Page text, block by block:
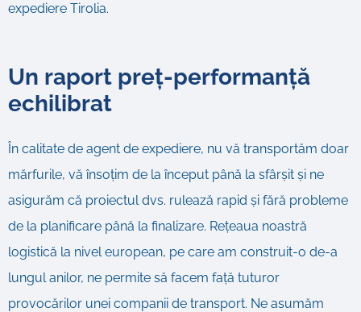
expediere Tirolia.
Un raport preț-performanță
echilibrat
În calitate de agent de expediere, nu vă transportăm doar
mărfurile, vă însoțim de la început până la sfârșit și ne
asigurăm că proiectul dvs. rulează rapid și fără probleme
de la planificare până la finalizare. Rețeaua noastră
logistică la nivel european, pe care am construit-o de-a
lungul anilor, ne permite să facem față tuturor
provocărilor unei companii de transport. Ne asumăm